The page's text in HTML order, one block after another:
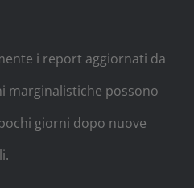
i report aggiornati da
marginalistiche possono
giorni dopo nuove